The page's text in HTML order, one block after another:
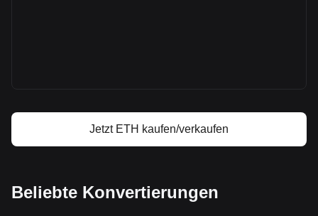
Jetzt ETH kaufen/verkaufen
Beliebte Konvertierungen